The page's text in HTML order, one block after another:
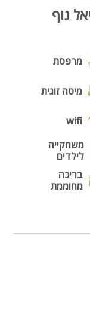
נוף
מרפסת
מיטה זוגית
wifi
משחקייה
לילדים
בריכה
מחוממת